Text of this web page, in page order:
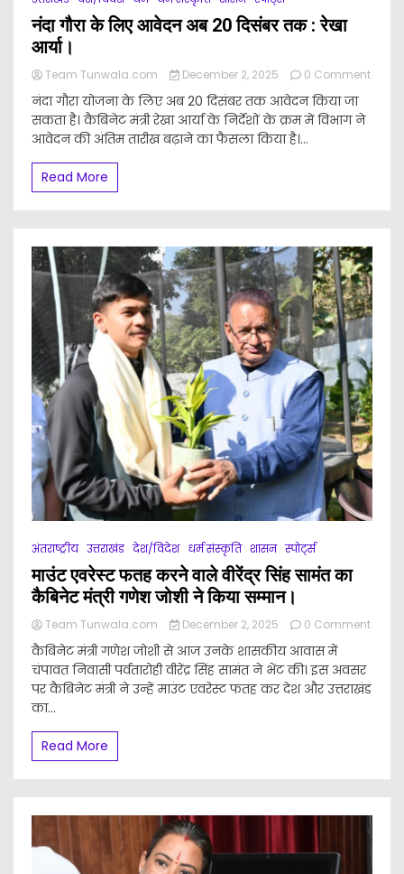
नंदा गौरा के लिए आवेदन अब 20 दिसंबर तक : रेखा
आर्या।
Team Tunwala.com December 2, 2025
0 Comment
on
नंदा
गौरा
के
आवेदन
अब
:
रेखा
आर्या।
नंदा गौरा योजना के लिए अब 20 दिसंबर तक आवेदन किया जा
सकता है। कैबिनेट मंत्री रेखा आर्या के निर्देशों के क्रम में विभाग ने
आवेदन की अंतिम तारीख बढ़ाने का फैसला किया है।...
Read More
अंतराष्ट्रीय उत्तराखंड देश/विदेश धर्म संस्कृति शासन स्पोर्ट्स
माउंट एवरेस्ट फतह करने वाले वीरेंद्र सिंह सामंत का
कैबिनेट मंत्री गणेश जोशी ने किया सम्मान।
Team Tunwala.com December 2, 2025
0 Comment
on
माउंट
एवरेस्ट
फतह
करने
वीरेंद्र
सिंह
मंत्री
जोशी
कैबिनेट मंत्री गणेश जोशी से आज उनके शासकीय आवास में
चंपावत निवासी पर्वतारोही वीरेंद्र सिंह सामंत ने भेंट की। इस अवसर
पर कैबिनेट मंत्री ने उन्हें माउंट एवरेस्ट फतह कर देश और उत्तराखंड
का...
Read More